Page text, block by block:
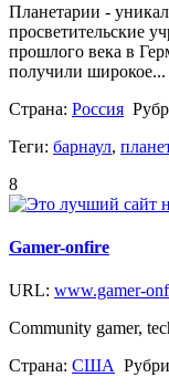
Планетарии -
просветительские
прошлого века в
получили широкое...
Страна: Россия
Теги: барнаул,
8
Gamer-onfire
URL: www.gamer-
Community gamer,
Страна: США